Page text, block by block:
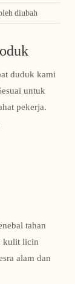
diubah
duduk kami
untuk
pekerja.
tahan
kulit licin
alam dan